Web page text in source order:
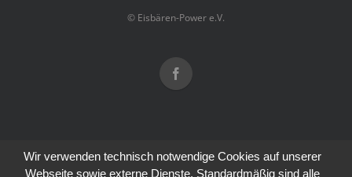
© Eisbären-Power e.V.
Wir verwenden technisch notwendige Cookies auf unserer
Webseite sowie externe Dienste. Standardmäßig sind alle